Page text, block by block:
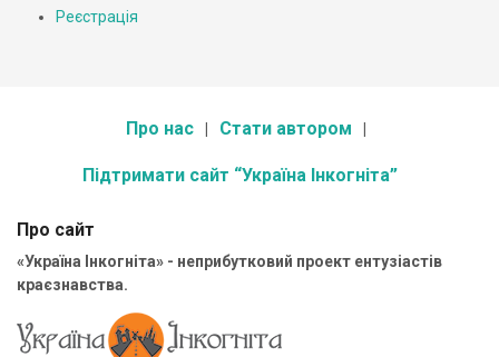
Реєстрація
Про нас Стати автором
Підтримати сайт “Україна Інкогніта”
Про сайт
«Україна Інкогніта» - неприбутковий проект ентузіастів
краєзнавства.